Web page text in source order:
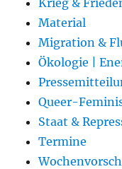
Material
Migration &
Ökologie |
Queer-
Staat &
Termine